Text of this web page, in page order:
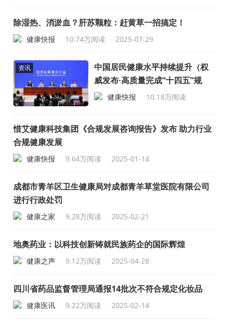
除湿热、消淤血？肝苏颗粒：赶黄草一招搞定！
健康快报 10.74万阅读 2025-07-29
资讯
中国居民健康水平持续提升（权
威发布·高质量完成“十四五”规
划）健康快报
10.18万阅读
惜艾健康科技集团《合规发展咨询报告》发布 助力行业
合规健康发展
健康快报 9.64万阅读 2025-01-14
成都市青羊区卫生健康局对成都青羊草堂医院有限公司
进行行政处罚
健康之家 9.28万阅读 2025-02-21
地奥药业：以科技创新铸就民族药企的国际辉煌
健康之声 9.12万阅读 2025-04-28
四川省药品监督管理局通报14批次不符合规定化妆品
健康医讯 9.22万阅读 2025-02-14